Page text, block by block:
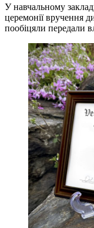
У навчальному
церемонії вручення
пообіцяли передали